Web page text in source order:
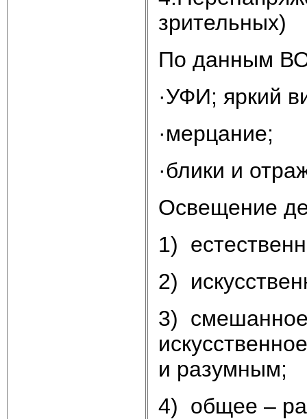
зрительных)
По данным
·УФИ; яркий
·мерцание;
·блики и
Освещение
1)
2)
3) смешанное
и разумным;
4) общее –